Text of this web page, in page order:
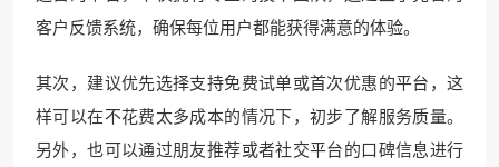
客户反馈系统，确保每位用户都能获得满意的体验。
其次，建议优先选择支持免费试单或首次优惠的平台，这
样可以在不花费太多成本的情况下，初步了解服务质量。
另外，也可以通过朋友推荐或者社交平台的口碑信息进行